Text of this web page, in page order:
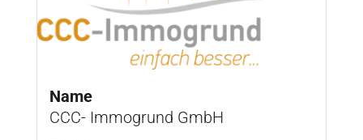
Name
CCC- Immogrund GmbH